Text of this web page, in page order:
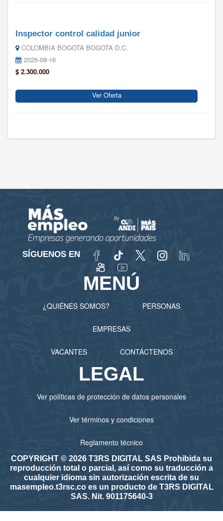
Inspector control calidad junior
COLOMBIA BOGOTA BOGOTA D.C.
2026-08-16
$ 2.300.000
Ver Oferta
SÍGUENOS EN
MENÚ
¿QUIÉNES SOMOS? PERSONAS
EMPRESAS
VACANTES CONTÁCTENOS
LEGAL
Ver políticas de protección de datos personales
Ver términos y condiciones
Reglamento técnico
COPYRIGHT © 2026 T3RS DIGITAL SAS Prohibida su
reproducción total o parcial, así como su traducción a
cualquier idioma sin autorización escrita de su
masempleo.t3rsc.co es un producto de T3RS DIGITAL
SAS. Nit. 901175640-3